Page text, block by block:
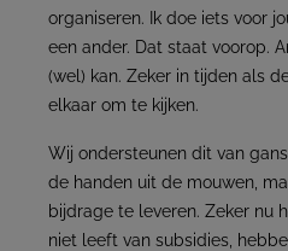
organiseren. Ik doe iets voor
een ander. Dat staat voorop.
(wel) kan. Zeker in tijden als
elkaar om te kijken.
Wij ondersteunen dit van
de handen uit de mouwen,
bijdrage te leveren. Zeker nu
niet leeft van subsidies,